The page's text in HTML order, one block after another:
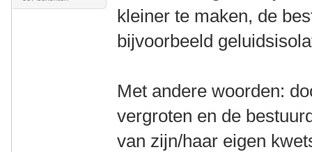
kleiner te maken, de
bijvoorbeeld
Met andere woorden:
vergroten en de
van zijn/haar eigen